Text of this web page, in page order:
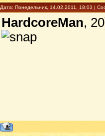
Дата: Понедельник, 14.02.2011, 18:03 |
HardcoreMan,